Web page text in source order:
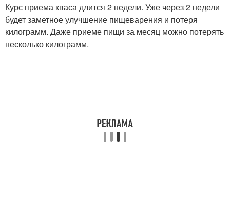
Курс приема кваса длится 2 недели. Уже через 2 недели
будет заметное улучшение пищеварения и потеря
килограмм. Даже приеме пищи за месяц можно потерять
несколько килограмм.